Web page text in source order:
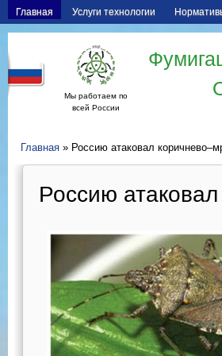
Главная Услуги технологии
Мы работаем по
всей России
Главная » Россию атаковал
Россию